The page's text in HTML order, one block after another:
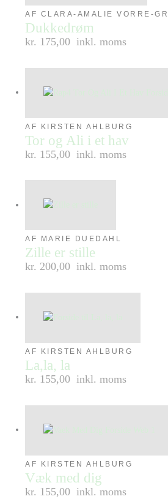
AF CLARA-AMALIE VORRE-
Dukkedrøm
kr. 175,00 inkl. moms
AF KIRSTEN AHLBURG
Tor og Ali i et hav
kr. 155,00 inkl. moms
AF MARIE DUEDAHL
Zille er stille
kr. 200,00 inkl. moms
AF KIRSTEN AHLBURG
La,la, la
kr. 155,00 inkl. moms
AF KIRSTEN AHLBURG
Væk med dig
kr. 155,00 inkl. moms